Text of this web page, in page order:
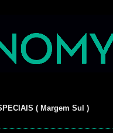
( Margem Sul )